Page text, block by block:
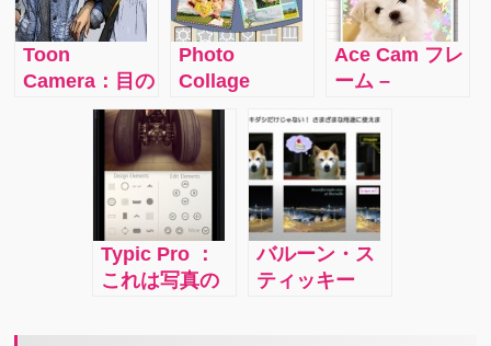
チでモザイク
がかけられる
アプリ。ソー
シャルネット
ワークを楽し
みながらもプ
ライバシーを
守れて安心で
ページのよう
にストーリー
性のあるコラ
ージュを作る
ことができる
面白いアプリ
です。
しながら自然
に見えるくら
いに照明を追
加するべく、
画像修正して
くれるアプリ
です。
Toon
Camera：目の
前にある風景
や人物がリア
ルタイムでス
ケッチ風やコ
ミック風に加
工されます。
他に類を見な
いクオリティ
Photo
Collage
Maker – Pro
Collage
Free：2つのモ
ードで40種類
以上の台紙と
50種類以上の
レイアウトか
ら好きなよう
Ace Cam フレ
ーム –
ための写真の
効果：写真に
かわいいフレ
ームをつける
ことのできる
アプリです。
Typic Pro ：
これは写真の
バルーン・ス
ティッキー